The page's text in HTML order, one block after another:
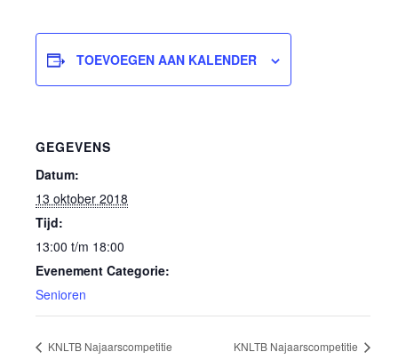
TOEVOEGEN AAN KALENDER
GEGEVENS
Datum:
13 oktober 2018
Tijd:
13:00 t/m 18:00
Evenement Categorie:
Senioren
KNLTB Najaarscompetitie KNLTB Najaarscompetitie